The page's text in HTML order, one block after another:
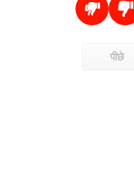
पीछे